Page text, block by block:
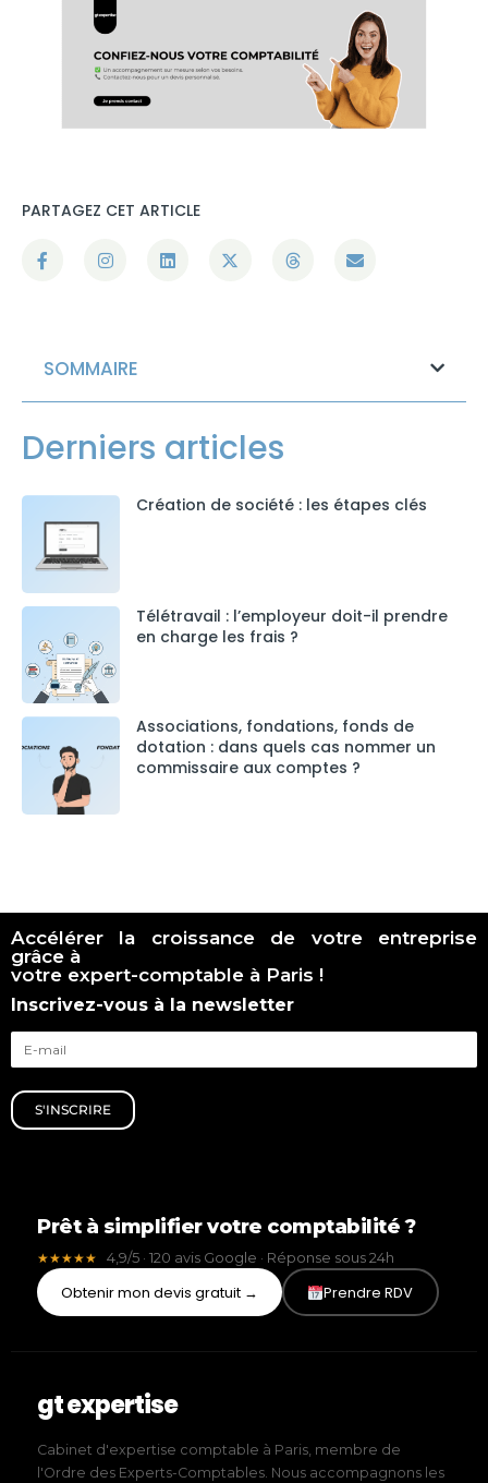
SOMMAIRE
Derniers articles
Création de société : les étapes clés
Télétravail : l’employeur doit-il prendre
en charge les frais ?
Associations, fondations, fonds de
dotation : dans quels cas nommer un
commissaire aux comptes ?
PARTAGEZ CET ARTICLE
Accélérer la croissance de votre entreprise
grâce à
votre expert-comptable à Paris !
Inscrivez-vous à la newsletter
S'INSCRIRE
Prêt à simplifier votre comptabilité ?
★★★★★ 4,9/5 · 120 avis Google · Réponse sous 24h
Obtenir mon devis gratuit → Prendre RDV
gt expertise
Cabinet d'expertise comptable à Paris, membre de
l'Ordre des Experts-Comptables. Nous accompagnons les